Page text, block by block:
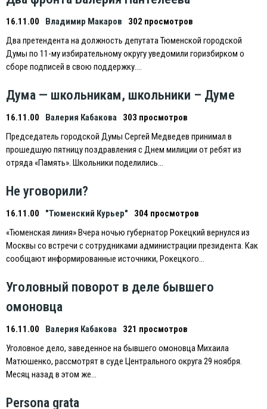
16.11.00 Владимир Макаров
302 просмотров
Два претендента на должность депутата Тюменской городской
Думы по 11-му избирательному округу уведомили горизбирком о
сборе подписей в свою поддержку….
Дума — школьникам, школьники – Думе
16.11.00 Валерия Кабакова
303 просмотров
Председатель городской Думы Сергей Медведев принимал в
прошедшую пятницу поздравления с Днем милиции от ребят из
отряда «Память». Школьники поделились…
Не уговорили?
16.11.00 "Тюменский Курьер"
304 просмотров
«Тюменская линия» Вчера ночью губернатор Рокецкий вернулся из
Москвы со встречи с сотрудниками администрации президента. Как
сообщают информированные источники, Рокецкого…
Уголовный поворот в деле бывшего
омоновца
16.11.00 Валерия Кабакова
321 просмотров
Уголовное дело, заведенное на бывшего омоновца Михаила
Матюшенко, рассмотрят в суде Центрального округа 29 ноября.
Месяц назад в этом же…
Persona grata